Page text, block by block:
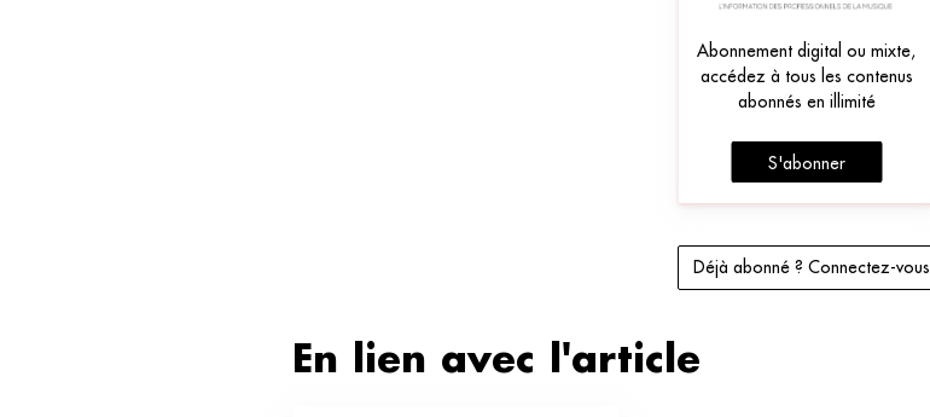
Abonnement digital ou mixte,
accédez à tous les contenus
abonnés en illimité
S'abonner
Déjà abonné ? Connectez-vous
En lien avec l'article